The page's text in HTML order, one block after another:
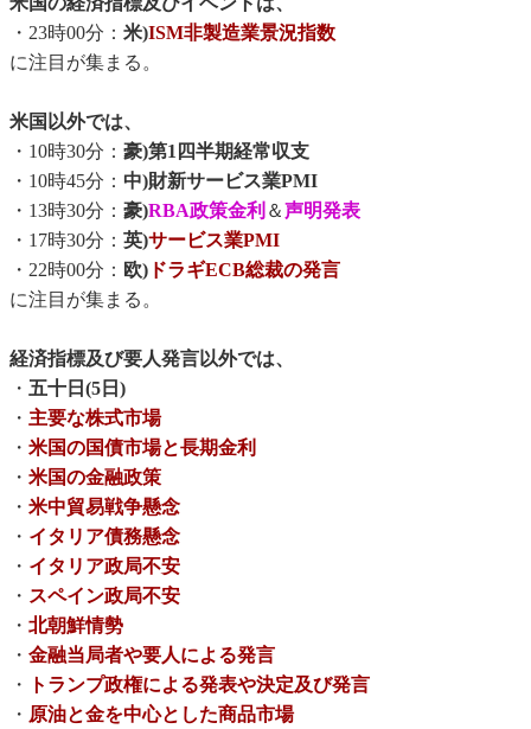
・23時00分： 米)ISM非製造業景況指数
に注目が集まる。
米国以外では、
・10時30分： 豪)第1四半期経常収支
・10時45分： 中)財新サービス業PMI
・13時30分： 豪)RBA政策金利 ＆声明発表
・17時30分： 英)サービス業PMI
・22時00分： 欧) ドラギECB総裁の発言
に注目が集まる。
経済指標及び要人発言以外では、
・ 五十日(5日)
・ 主要な株式市場
・ 米国の国債市場と長期金利
・ 米国の金融政策
・ 米中貿易戦争懸念
・ イタリア債務懸念
・ イタリア政局不安
・ スペイン政局不安
・ 北朝鮮情勢
・ 金融当局者や要人による発言
・
トランプ政権による発表や決定及び発言
・ 原油と金を中心とした商品市場